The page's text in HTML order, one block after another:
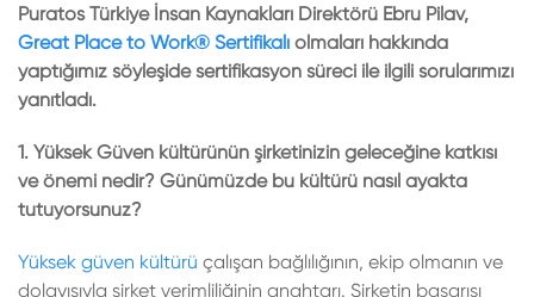
Puratos Türkiye İnsan Kaynakları Direktörü Ebru Pilav,
Great Place to Work® Sertifikalı olmaları hakkında
yaptığımız söyleşide sertifikasyon süreci ile ilgili sorularımızı
yanıtladı.
1. Yüksek Güven kültürünün şirketinizin geleceğine katkısı
ve önemi nedir? Günümüzde bu kültürü nasıl ayakta
tutuyorsunuz?
Yüksek güven kültürü çalışan bağlılığının, ekip olmanın ve
dolayısıyla şirket verimliliğinin anahtarı. Şirketin başarısı